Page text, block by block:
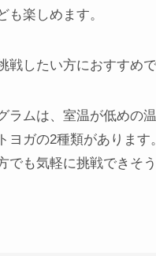
も楽しめます。
戦したい方におすすめで
ラムは、室温が低めの温
ヨガの2種類があります
でも気軽に挑戦できそう